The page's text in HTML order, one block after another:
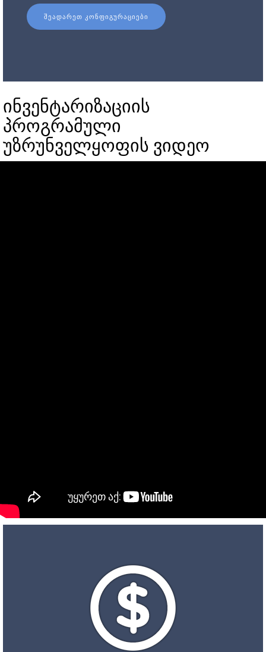
ᲨᲔᲐᲓᲐᲠᲔᲗ ᲙᲝᲜᲤᲘᲒᲣᲠᲐᲪᲘᲔᲑᲘ
ინვენტარიზაციის
პროგრამული
უზრუნველყოფის ვიდეო